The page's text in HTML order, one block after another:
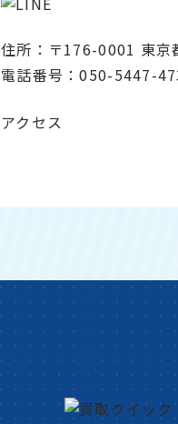
住所：〒176-0001 東京
電話番号：050-5447-
アクセス